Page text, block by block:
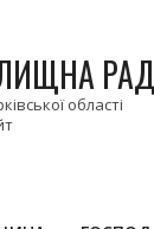
області